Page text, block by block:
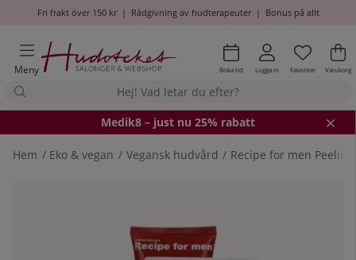
Fri frakt över 150 kr| Rådgivning av hudterapeuter| Bonus på allt
Meny Boka tid Logga in Antal i
.
Favoriter .
Varukorg
Medik8 – just nu 25% rabatt
Hem Eko & vegan Vegansk hudvård Recipe for men